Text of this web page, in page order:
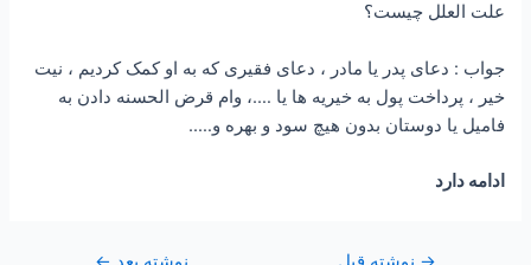
علت العلل چیست؟
جواب : دعای پدر یا مادر ، دعای فقیری که به او کمک کردیم ، نیت
خیر ، پرداخت پول به خیریه ها یا ….، وام قرض الحسنه دادن به
فامیل یا دوستان بدون هیچ سود و بهره و…..
ادامه دارد